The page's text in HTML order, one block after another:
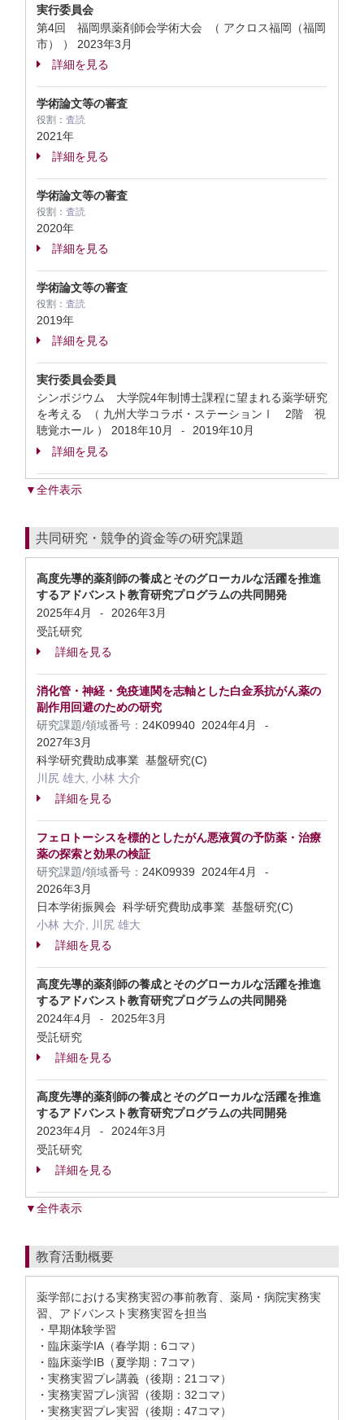
実行委員会
第4回 福岡県薬剤師会学術大会 （ アクロス福岡（福岡
市） ） 2023年3月
詳細を見る
学術論文等の審査
役割： 査読
2021年
詳細を見る
学術論文等の審査
役割： 査読
2020年
詳細を見る
学術論文等の審査
役割： 査読
2019年
詳細を見る
実行委員会委員
シンポジウム 大学院4年制博士課程に望まれる薬学研究
を考える （ 九州大学コラボ・ステーションⅠ 2階 視
聴覚ホール ） 2018年10月 -
2019年10月
詳細を見る
▼全件表示
共同研究・競争的資金等の研究課題
高度先導的薬剤師の養成とそのグローカルな活躍を推進
するアドバンスト教育研究プログラムの共同開発
2025年4月
-
2026年3月
受託研究
詳細を見る
消化管・神経・免疫連関を志軸とした白金系抗がん薬の
副作用回避のための研究
研究課題/領域番号： 24K09940 2024年4月 -
2027年3月
科学研究費助成事業 基盤研究(C)
川尻 雄大, 小林 大介
詳細を見る
フェロトーシスを標的としたがん悪液質の予防薬・治療
薬の探索と効果の検証
研究課題/領域番号： 24K09939 2024年4月 -
2026年3月
日本学術振興会 科学研究費助成事業 基盤研究(C)
小林 大介, 川尻 雄大
詳細を見る
高度先導的薬剤師の養成とそのグローカルな活躍を推進
するアドバンスト教育研究プログラムの共同開発
2024年4月
-
2025年3月
受託研究
詳細を見る
高度先導的薬剤師の養成とそのグローカルな活躍を推進
するアドバンスト教育研究プログラムの共同開発
2023年4月
-
2024年3月
受託研究
詳細を見る
▼全件表示
教育活動概要
薬学部における実務実習の事前教育、薬局・病院実務実
習、アドバンスト実務実習を担当
・早期体験学習
・臨床薬学IA（春学期：6コマ）
・臨床薬学IB（夏学期：7コマ）
・実務実習プレ講義（後期：21コマ）
・実務実習プレ演習（後期：32コマ）
・実務実習プレ実習（後期：47コマ）